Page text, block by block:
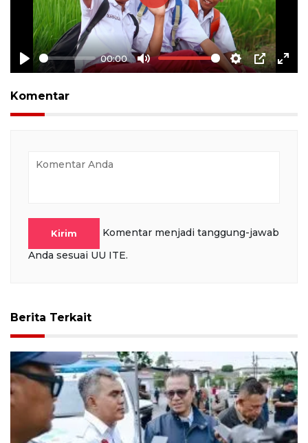
Play
00:00
Mute Settings
PIP
Play
Komentar
Kirim
Komentar menjadi tanggung-jawab
Anda sesuai UU ITE.
Berita Terkait